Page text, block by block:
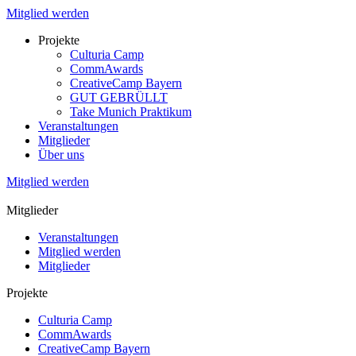
Mitglied werden
Projekte
Culturia Camp
CommAwards
CreativeCamp Bayern
GUT GEBRÜLLT
Take Munich Praktikum
Veranstaltungen
Mitglieder
Über uns
Mitglied werden
Mitglieder
Veranstaltungen
Mitglied werden
Mitglieder
Projekte
Culturia Camp
CommAwards
CreativeCamp Bayern